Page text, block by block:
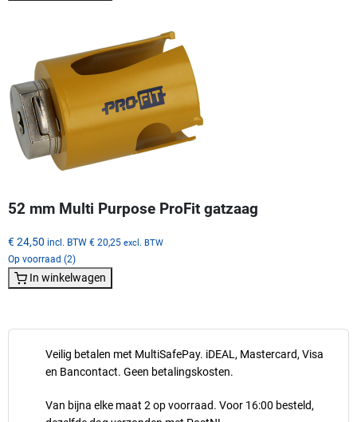
Veilig betalen met MultiSafePay. iDEAL, Mastercard, Visa
en Bancontact. Geen betalingskosten.
Van bijna elke maat 2 op voorraad. Voor 16:00 besteld,
52 mm Multi Purpose ProFit gatzaag
€ 24,50 incl. BTW € 20,25 excl. BTW
Op voorraad (2)
In winkelwagen